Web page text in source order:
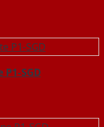
P1-SGD